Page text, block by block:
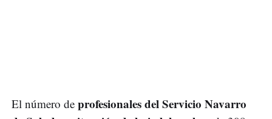
El número de profesionales del Servicio Navarro